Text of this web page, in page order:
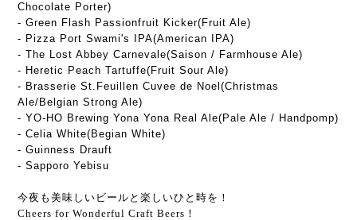
Chocolate Porter)
- Green Flash Passionfruit Kicker(Fruit Ale)
- Pizza Port Swami's IPA(American IPA)
- The Lost Abbey Carnevale(Saison / Farmhouse Ale)
- Heretic Peach Tartuffe(Fruit Sour Ale)
- Brasserie St.Feuillen Cuvee de Noel(Christmas
Ale/Belgian Strong Ale)
- YO-HO Brewing Yona Yona Real Ale(Pale Ale / Handpomp)
- Celia White(Begian White)
- Guinness Drauft
- Sapporo Yebisu
今夜も美味しいビールと楽しいひと時を！
Cheers for Wonderful Craft Beers！